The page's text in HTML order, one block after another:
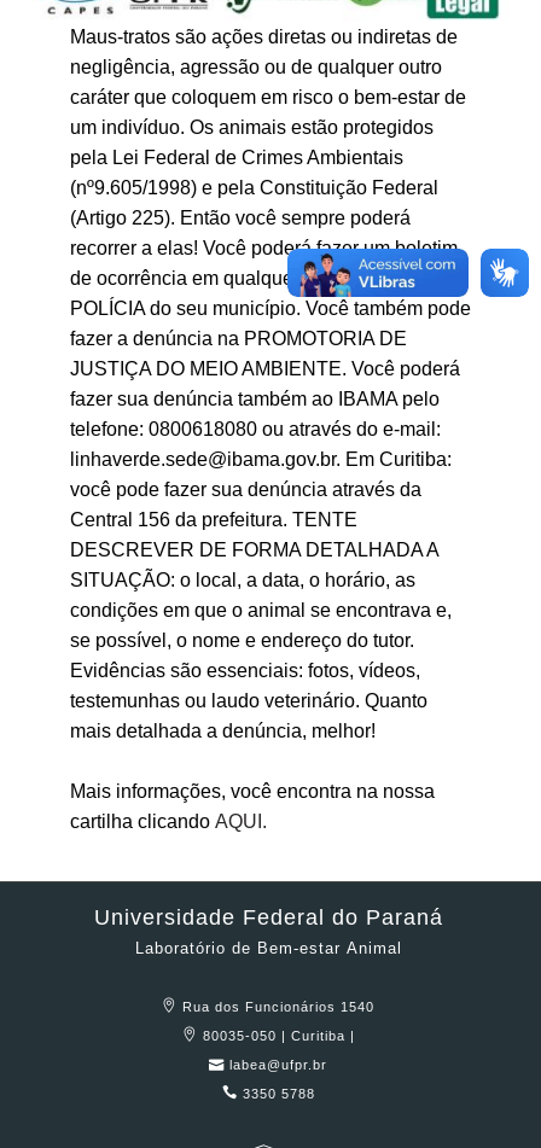
Maus-tratos são ações diretas ou indiretas de
negligência, agressão ou de qualquer outro
caráter que coloquem em risco o bem-estar de
um indivíduo. Os animais estão protegidos
pela Lei Federal de Crimes Ambientais
(nº9.605/1998) e pela Constituição Federal
(Artigo 225). Então você sempre poderá
recorrer a elas! Você poderá fazer um boletim
de ocorrência em qualquer DELEGACIA DE
POLÍCIA do seu município. Você também pode
fazer a denúncia na PROMOTORIA DE
JUSTIÇA DO MEIO AMBIENTE. Você poderá
fazer sua denúncia também ao IBAMA pelo
telefone: 0800618080 ou através do e-mail:
linhaverde.sede@ibama.gov.br. Em Curitiba:
você pode fazer sua denúncia através da
Central 156 da prefeitura. TENTE
DESCREVER DE FORMA DETALHADA A
SITUAÇÃO: o local, a data, o horário, as
condições em que o animal se encontrava e,
se possível, o nome e endereço do tutor.
Evidências são essenciais: fotos, vídeos,
testemunhas ou laudo veterinário. Quanto
mais detalhada a denúncia, melhor!
Mais informações, você encontra na nossa
cartilha clicando AQUI.
Universidade Federal do Paraná
Laboratório de Bem-estar Animal
Rua dos Funcionários 1540
80035-050 | Curitiba |
labea@ufpr.br
3350 5788